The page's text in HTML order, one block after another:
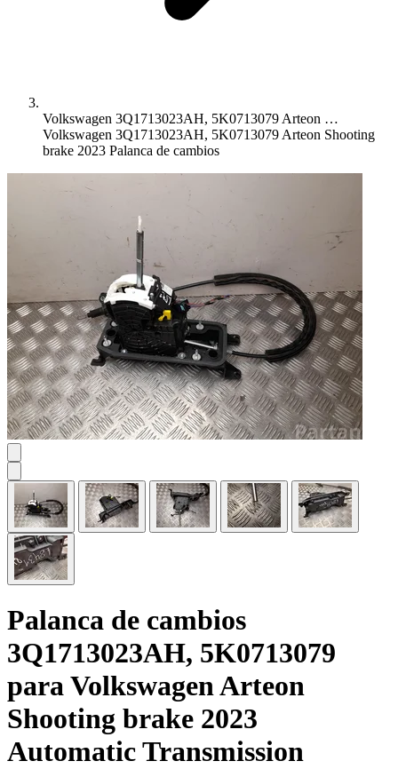
Volkswagen 3Q1713023AH, 5K0713079 Arteon …
Volkswagen 3Q1713023AH, 5K0713079 Arteon Shooting
brake 2023 Palanca de cambios
Palanca de cambios
3Q1713023AH, 5K0713079
para Volkswagen Arteon
Shooting brake 2023
Automatic Transmission